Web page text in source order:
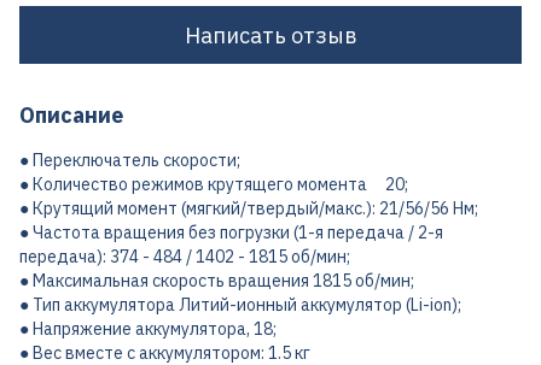
Написать отзыв
Описание
● Переключатель скорости;
● Количество режимов крутящего момента 20;
● Крутящий момент (мягкий/твердый/макс.): 21/56/56 Нм;
● Частота вращения без погрузки (1-я передача / 2-я
передача): 374 - 484 / 1402 - 1815 об/мин;
● Максимальная скорость вращения 1815 об/мин;
● Тип аккумулятора Литий-ионный аккумулятор (Li-ion);
● Напряжение аккумулятора, 18;
● Вес вместе с аккумулятором: 1.5 кг